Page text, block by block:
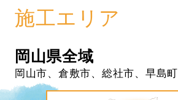
施工エリア
岡山県全域
岡山市、倉敷市、総社市、早島町